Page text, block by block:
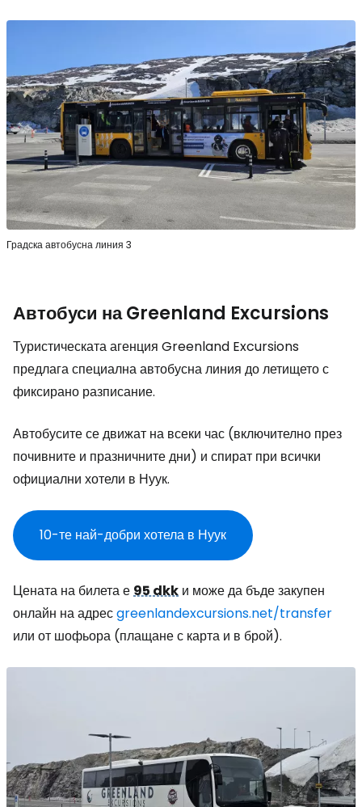
Градска автобусна линия 3
Автобуси на Greenland Excursions
Туристическата агенция Greenland Excursions
предлага специална автобусна линия до летището с
фиксирано разписание.
Автобусите се движат на всеки час (включително през
почивните и празничните дни) и спират при всички
официални хотели в Нуук.
10-те най-добри хотела в Нуук
Цената на билета е95 dkk и може да бъде закупен
онлайн на адресgreenlandexcursions.net/transfer
или от шофьора (плащане с карта и в брой).